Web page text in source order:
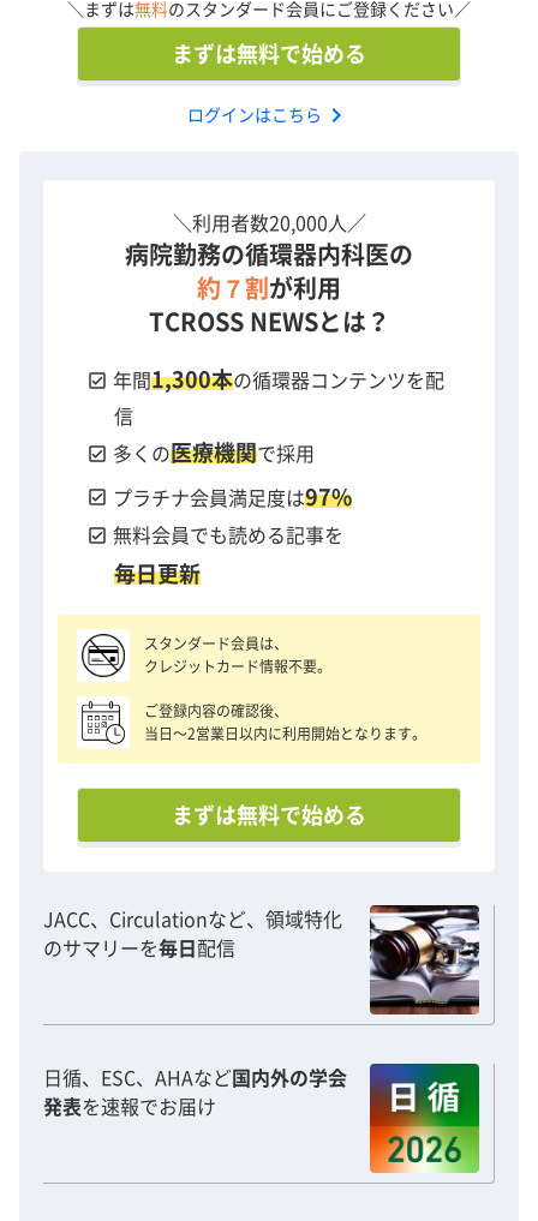
＼まずは無料のスタンダード会員にご登録ください／
まずは無料で始める
ログインはこちら chevron_right
＼利用者数20,000人／
病院勤務の循環器内科医の
約７割 が利用
TCROSS NEWSとは？
check_box 年間1,300本の循環器コンテンツを配
信
check_box 多くの医療機関で採用
check_box プラチナ会員満足度は97%
check_box 無料会員でも読める記事を
毎日更新
スタンダード会員は、
クレジットカード情報不要。
ご登録内容の確認後、
当日〜2営業日以内に利用開始となります。
まずは無料で始める
JACC、Circulationなど、領域特化
のサマリーを毎日 配信
日循、ESC、AHAなど国内外の学会
発表を速報でお届け